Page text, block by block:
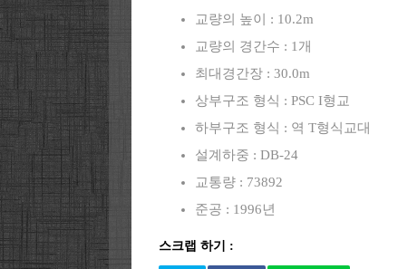
교량의 높이 : 10.2m
교량의 경간수 : 1개
최대경간장 : 30.0m
상부구조 형식 : PSC I형교
하부구조 형식 : 역 T형식교대
설계하중 : DB-24
교통량 : 73892
준공 : 1996년
스크랩 하기 :